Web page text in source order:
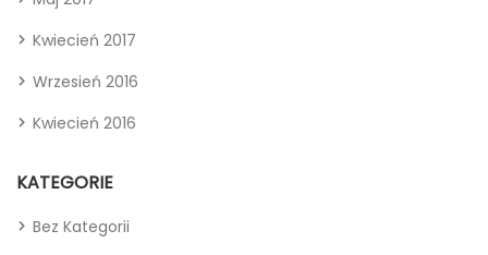
Kwiecień 2017
Wrzesień 2016
Kwiecień 2016
KATEGORIE
Bez Kategorii